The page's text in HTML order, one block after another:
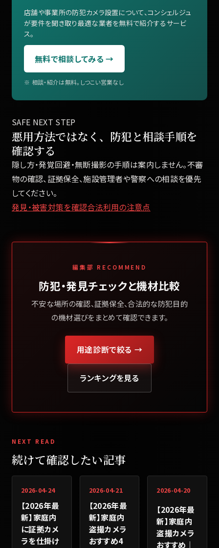
店舗や事業所の防犯カメラ設置について、コンシェルジュ
が要件を聞き取り最適な業者を無料で紹介するサービ
ス。
無料で相談してみる →
※ 相談・紹介は無料。しつこい営業なし
SAFE NEXT STEP
悪用方法ではなく、防犯と相談手順を
確認する
隠し方・発覚回避・無断撮影の手順は案内しません。不審
物の確認、証拠保全、施設管理者や警察への相談を優先
してください。
発見・被害対策を確認合法利用の注意点
編集部 RECOMMEND
防犯・発見チェックと機材比較
不安な場所の確認、証拠保全、合法的な防犯目的
の機材選びをまとめて確認できます。
用途診断で絞る →
ランキングを見る
NEXT READ
続けて確認したい記事
2026-04-24
【2026年最
新】家庭内
に証拠カメ
ラを仕掛け
2026-04-21
【2026年最
新】家庭内
盗撮カメラ
おすすめ4
2026-04-20
【2026年最
新】家庭内
盗撮カメラ
おすすめ｜